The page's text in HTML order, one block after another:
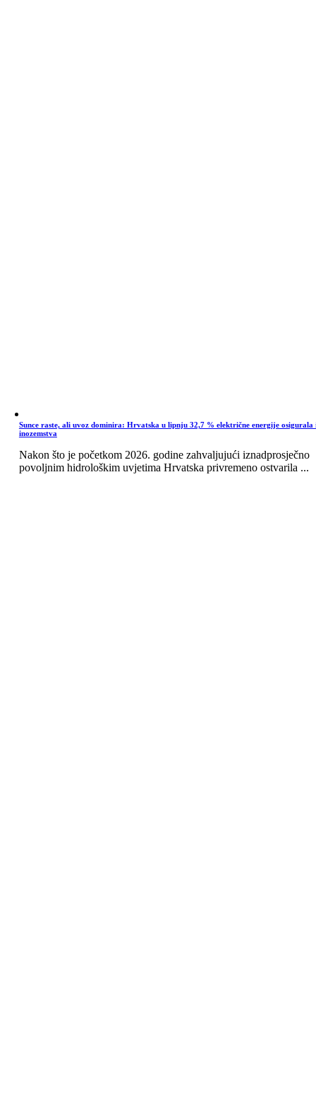
Sunce raste, ali uvoz dominira: Hrvatska u lipnju 32,7 % električne energije osigurala
inozemstva
Nakon što je početkom 2026. godine zahvaljujući iznadprosječno
povoljnim hidrološkim uvjetima Hrvatska privremeno ostvarila ...